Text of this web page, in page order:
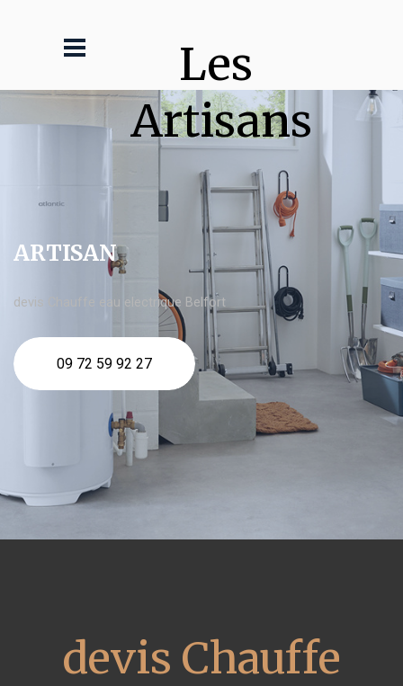
Les
Artisans
ARTISAN
devis Chauffe eau electrique Belfort
09 72 59 92 27
devis Chauffe